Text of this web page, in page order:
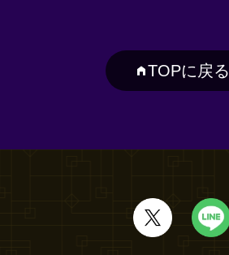
TOPに戻る